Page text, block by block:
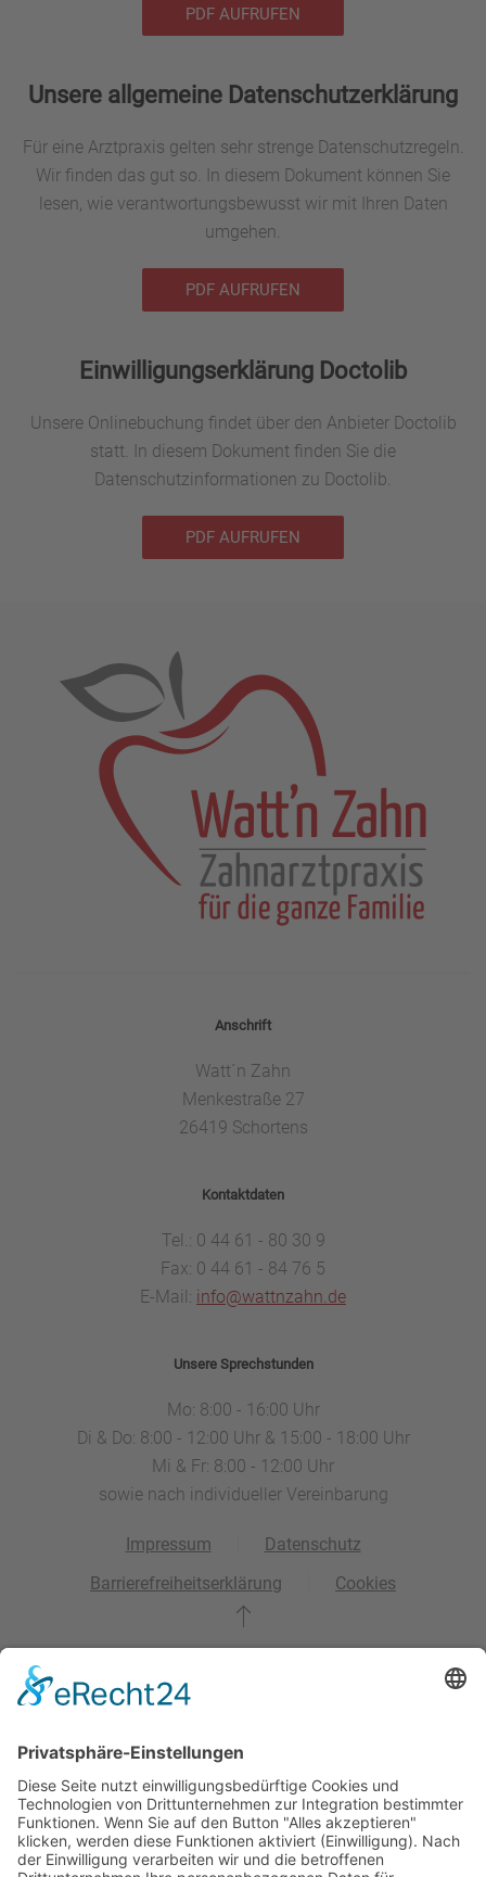
PDF AUFRUFEN
Unsere allgemeine Datenschutzerklärung
Für eine Arztpraxis gelten sehr strenge Datenschutzregeln.
Wir finden das gut so. In diesem Dokument können Sie
lesen, wie verantwortungsbewusst wir mit Ihren Daten
umgehen.
PDF AUFRUFEN
Einwilligungserklärung Doctolib
Unsere Onlinebuchung findet über den Anbieter Doctolib
statt. In diesem Dokument finden Sie die
Datenschutzinformationen zu Doctolib.
PDF AUFRUFEN
Anschrift
Watt´n Zahn
Menkestraße 27
26419 Schortens
Kontaktdaten
Tel.: 0 44 61 - 80 30 9
Fax: 0 44 61 - 84 76 5
E-Mail: info@wattnzahn.de
Unsere Sprechstunden
Mo: 8:00 - 16:00 Uhr
Di & Do: 8:00 - 12:00 Uhr & 15:00 - 18:00 Uhr
Mi & Fr: 8:00 - 12:00 Uhr
sowie nach individueller Vereinbarung
Impressum
Datenschutz
Barrierefreiheitserklärung
Cookies
OpenStreetMap-Service zu laden!
Wir verwenden OpenStreetMap, um Inhalte
einzubetten. Dieser Service kann Daten zu Ihren
Aktivitäten sammeln. Bitte lesen Sie die Details durch
und stimmen Sie der Nutzung des Service zu, um